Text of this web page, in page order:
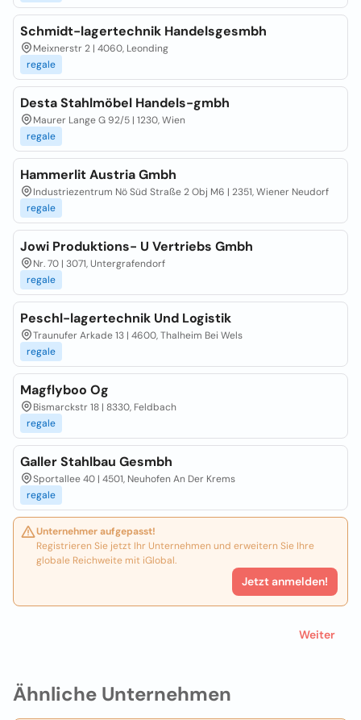
Ähnliche Unternehmen
Schmidt-lagertechnik Handelsgesmbh
Meixnerstr 2 | 4060, Leonding
regale
Desta Stahlmöbel Handels-gmbh
Maurer Lange G 92/5 | 1230, Wien
regale
Hammerlit Austria Gmbh
Industriezentrum Nö Süd Straße 2 Obj M6 | 2351, Wiener Neudorf
regale
Jowi Produktions- U Vertriebs Gmbh
Nr. 70 | 3071, Untergrafendorf
regale
Peschl-lagertechnik Und Logistik
Traunufer Arkade 13 | 4600, Thalheim Bei Wels
regale
Magflyboo Og
Bismarckstr 18 | 8330, Feldbach
regale
Galler Stahlbau Gesmbh
Sportallee 40 | 4501, Neuhofen An Der Krems
regale
Unternehmer aufgepasst!
Registrieren Sie jetzt Ihr Unternehmen und erweitern Sie Ihre
globale Reichweite mit iGlobal.
Jetzt anmelden!
Weiter